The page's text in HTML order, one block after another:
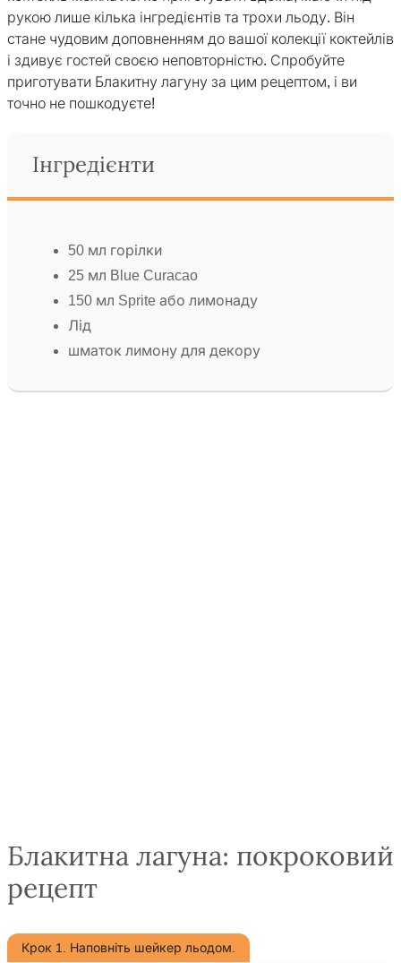
рукою лише кілька інгредієнтів та трохи льоду. Він
стане чудовим доповненням до вашої колекції коктейлів
і здивує гостей своєю неповторністю. Спробуйте
приготувати Блакитну лагуну за цим рецептом, і ви
точно не пошкодуєте!
Інгредієнти
50 мл горілки
25 мл Blue Curacao
150 мл Sprite або лимонаду
Лід
шматок лимону для декору
Блакитна лагуна: покроковий
рецепт
Крок 1. Наповніть шейкер льодом.